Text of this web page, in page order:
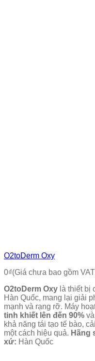
O2toDerm Oxy
0₫(Giá chưa bao gồm
O2toDerm Oxy là thiết bị
Hàn Quốc, mang lại giải
mạnh và rạng rỡ. Máy
tinh khiết lên đến 90%
khả năng tái tạo tế bào,
một cách hiệu quả. Hãng
xứ: Hàn Quốc